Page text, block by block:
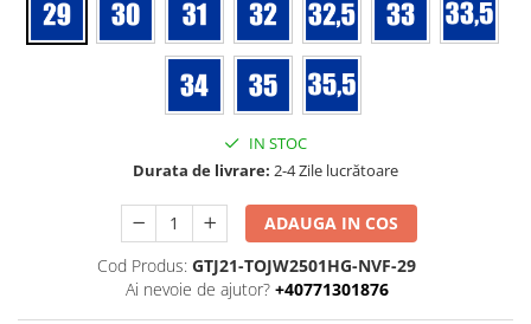
IN STOC
Durata de livrare: 2-4 Zile lucrătoare
ADAUGA IN COS
Cod Produs: GTJ21-TOJW2501HG-NVF-29
Ai nevoie de ajutor? +40771301876